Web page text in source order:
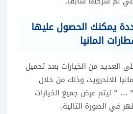
يمكنك الحصول عليها
المانيا
العديد من الخيارات بعد تحميل
للاندرويد، وذلك من خلال
” … ” ليتم عرض جميع الخيارات
في الصورة التالية.